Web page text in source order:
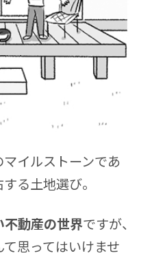
イルストーンであ
る土地選び。
動産の世界ですが、
思ってはいけませ